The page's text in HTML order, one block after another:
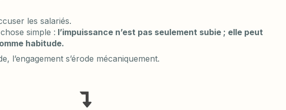
les salariés.
simple : l’impuissance n’est pas seulement subie ; elle peut
habitude.
l’engagement s’érode mécaniquement.